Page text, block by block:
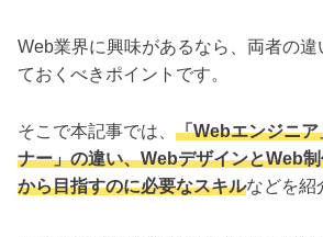
Web業界に興味があるなら、両者の違
ておくべきポイントです。
そこで本記事では、 「Webエンジニ
ナー」の違い、WebデザインとWeb
から目指すのに必要なスキルなどを紹